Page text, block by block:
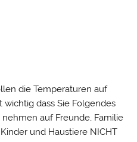
die Temperaturen auf
wichtig dass Sie Folgendes
auf Freunde, Familie
und Haustiere NICHT